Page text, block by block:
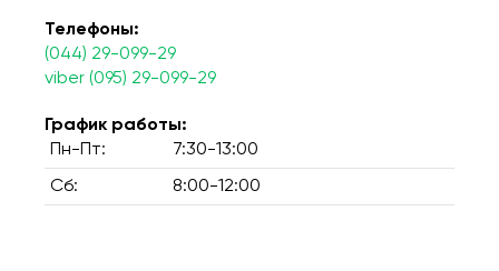
Телефоны:
(044) 29-099-29
viber (095) 29-099-29
График работы:
Пн-Пт:
7:30-13:00
Сб: 8:00-12:00